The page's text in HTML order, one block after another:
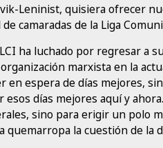
Leninist, quisiera ofrecer
camaradas de la Liga
ha luchado por regresar a
marxista en la
en espera de días mejores,
días mejores aquí y
sino para erigir un polo
quemarropa la cuestión de la